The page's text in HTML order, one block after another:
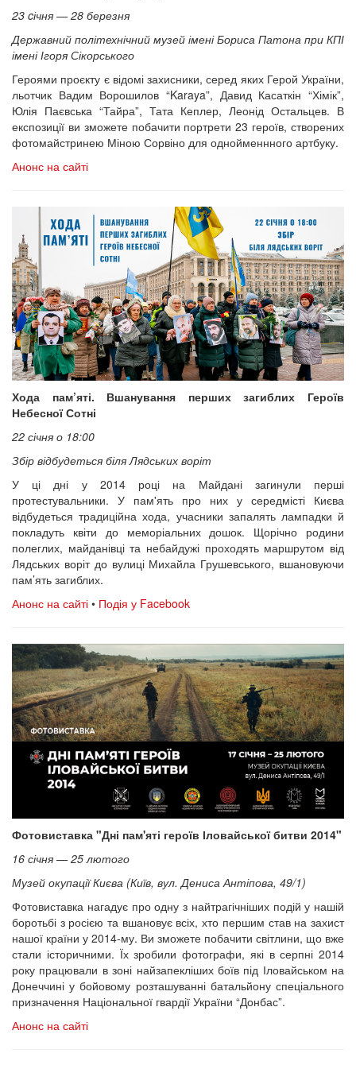
23 cічня — 28 березня
Державний політехнічний музей імені Бориса Патона при КПІ
імені Ігоря Сікорського
Героями проєкту є відомі захисники, серед яких Герой України,
льотчик Вадим Ворошилов “Karaya”, Давид Касаткін “Хімік”,
Юлія Паєвська “Тайра”, Тата Кеплер, Леонід Остальцев. В
експозиції ви зможете побачити портрети 23 героїв, створених
фотомайстринею Міною Сорвіно для однойменнного артбуку.
Анонс на сайті
Хода пам’яті. Вшанування перших загиблих Героїв
Небесної Сотні
22 січня о 18:00
Збір відбудеться біля Лядських воріт
У ці дні у 2014 році на Майдані загинули перші
протестувальники. У пам'ять про них у середмісті Києва
відбудеться традиційна хода, учасники запалять лампадки й
покладуть квіти до меморіальних дошок. Щорічно родини
полеглих, майданівці та небайдужі проходять маршрутом від
Лядських воріт до вулиці Михайла Грушевського, вшановуючи
пам’ять загиблих.
Анонс на сайті • Подія у Facebook
Фотовиставка "Дні пам'яті героїв Іловайської битви 2014"
16 січня — 25 лютого
Музей окупації Києва (Київ, вул. Дениса Антіпова, 49/1)
Фотовиставка нагадує про одну з найтрагічніших подій у нашій
боротьбі з росією та вшановує всіх, хто першим став на захист
нашої країни у 2014-му. Ви зможете побачити світлини, що вже
стали історичними. Їх зробили фотографи, які в серпні 2014
року працювали в зоні найзапекліших боїв під Іловайськом на
Донеччині у бойовому розташуванні батальйону спеціального
призначення Національної гвардії України “Донбас”.
Анонс на сайті